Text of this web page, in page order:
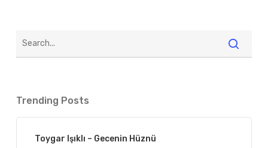
Trending Posts
Toygar Işıklı – Gecenin Hüznü